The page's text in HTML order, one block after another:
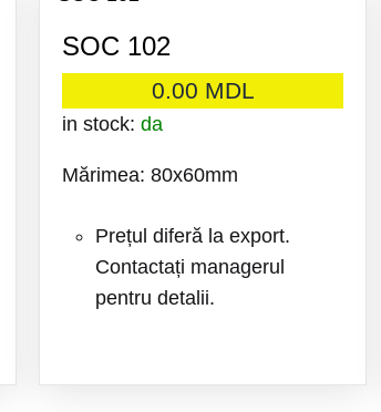
FAVORITESOC 102
0.00 MDL
in stock: da
Mărimea: 80x60mm
Prețul diferă la export.
Contactați managerul
pentru detalii.